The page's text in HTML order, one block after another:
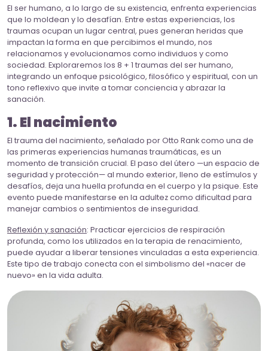
El ser humano, a lo largo de su existencia, enfrenta experiencias
que lo moldean y lo desafían. Entre estas experiencias, los
traumas ocupan un lugar central, pues generan heridas que
impactan la forma en que percibimos el mundo, nos
relacionamos y evolucionamos como individuos y como
sociedad. Exploraremos los 8 + 1 traumas del ser humano,
integrando un enfoque psicológico, filosófico y espiritual, con un
tono reflexivo que invite a tomar conciencia y abrazar la
sanación.
1. El nacimiento
El trauma del nacimiento, señalado por Otto Rank como una de
las primeras experiencias humanas traumáticas, es un
momento de transición crucial. El paso del útero —un espacio de
seguridad y protección— al mundo exterior, lleno de estímulos y
desafíos, deja una huella profunda en el cuerpo y la psique. Este
evento puede manifestarse en la adultez como dificultad para
manejar cambios o sentimientos de inseguridad.
Reflexión y sanación: Practicar ejercicios de respiración
profunda, como los utilizados en la terapia de renacimiento,
puede ayudar a liberar tensiones vinculadas a esta experiencia.
Este tipo de trabajo conecta con el simbolismo del «nacer de
nuevo» en la vida adulta.